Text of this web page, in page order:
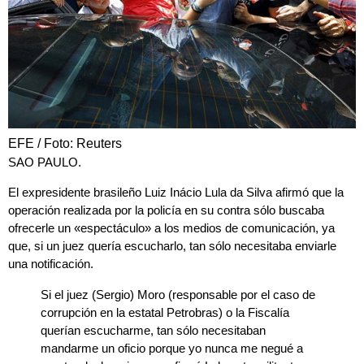
EFE / Foto: Reuters
SAO PAULO.
El expresidente brasileño Luiz Inácio Lula da Silva afirmó que la
operación realizada por la policía en su contra sólo buscaba
ofrecerle un «espectáculo» a los medios de comunicación, ya
que, si un juez quería escucharlo, tan sólo necesitaba enviarle
una notificación.
Si el juez (Sergio) Moro (responsable por el caso de
corrupción en la estatal Petrobras) o la Fiscalía
querían escucharme, tan sólo necesitaban
mandarme un oficio porque yo nunca me negué a